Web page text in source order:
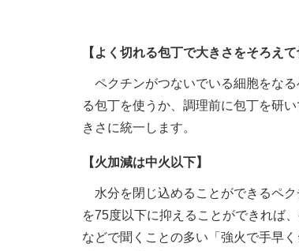
【よく切れる包丁で大きさをそろえて
ペクチンがつないでいる細胞をな
る包丁を使うか、調理前に包丁を研
きさに統一します。
【火加減は中火以下】
水分を閉じ込めることができるペ
を75度以下に抑えることができれば
などで聞くことの多い「強火で手早